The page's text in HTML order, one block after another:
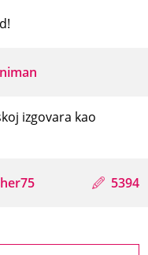
izgovara kao
5394